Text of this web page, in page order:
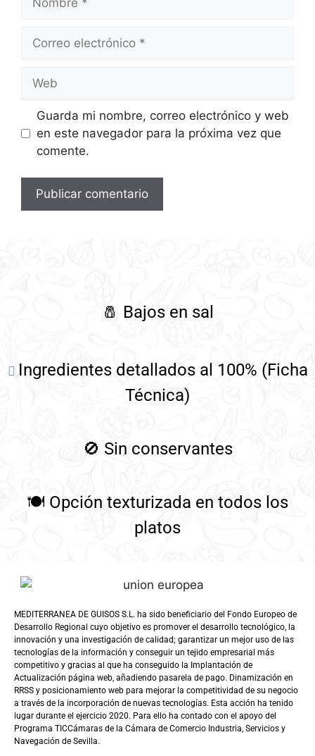
Guarda mi nombre, correo electrónico y web
en este navegador para la próxima vez que
comente.
🧂 Bajos en sal
Ingredientes detallados al 100% (Ficha
Técnica)
🚫 Sin conservantes
🍽️ Opción texturizada en todos los
platos
MEDITERRANEA DE GUISOS S.L. ha sido beneficiario del Fondo Europeo de
Desarrollo Regional cuyo objetivo es promover el desarrollo tecnológico, la
innovación y una investigación de calidad; garantizar un mejor uso de las
tecnologías de la información y conseguir un tejido empresarial más
competitivo y gracias al que ha conseguido la Implantación de
Actualización página web, añadiendo pasarela de pago. Dinamización en
RRSS y posicionamiento web para mejorar la competitividad de su negocio
a través de la incorporación de nuevas tecnologías. Esta acción ha tenido
lugar durante el ejercicio 2020. Para ello ha contado con el apoyo del
Programa TICCámaras de la Cámara de Comercio Industria, Servicios y
Navegación de Sevilla.